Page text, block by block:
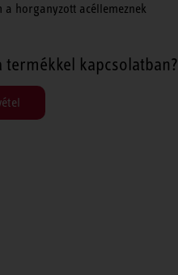
a horganyzott acéllemeznek
termékkel kapcsolatban?